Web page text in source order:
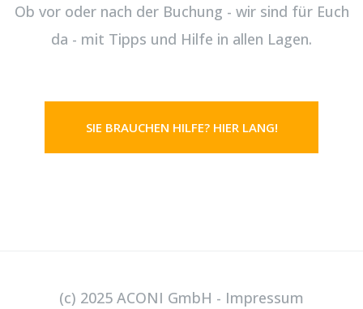
Ob vor oder nach der Buchung - wir sind für Euch
da - mit Tipps und Hilfe in allen Lagen.
SIE BRAUCHEN HILFE? HIER LANG!
(c) 2025 ACONI GmbH - Impressum